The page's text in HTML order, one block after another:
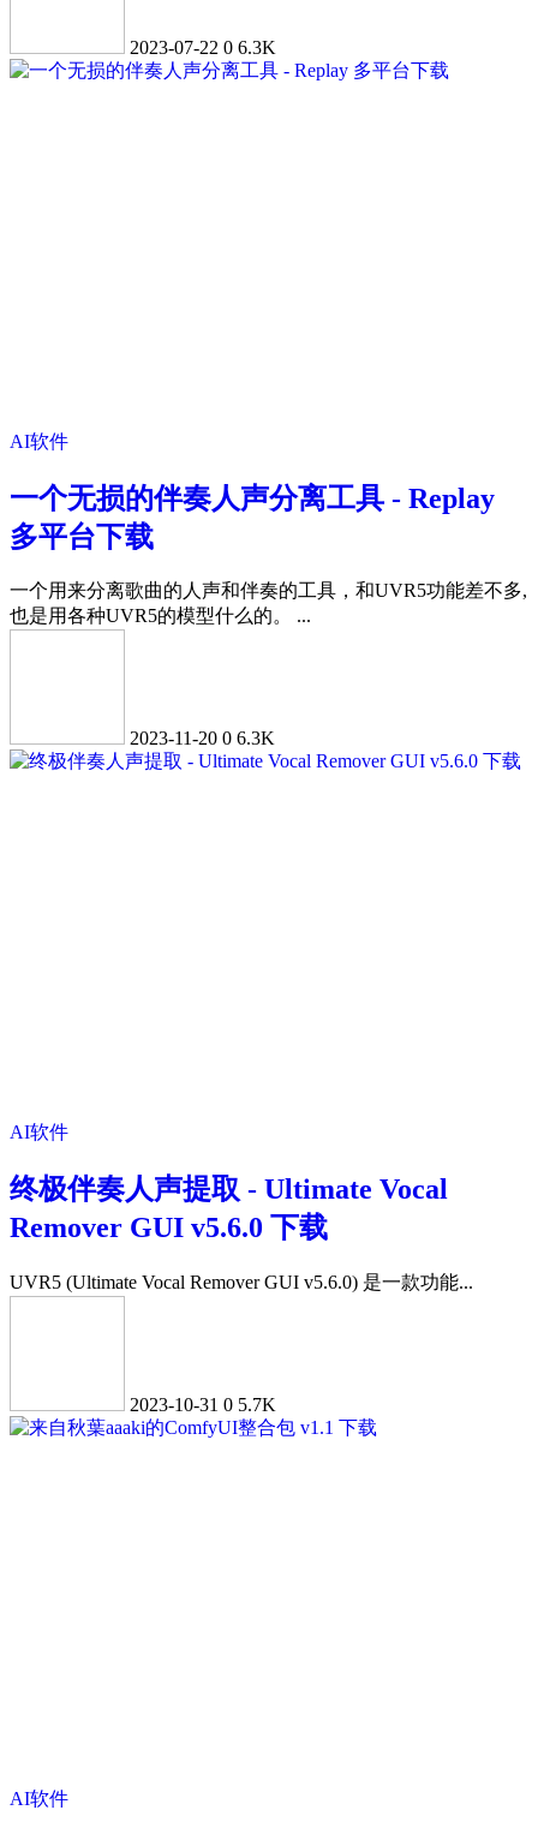
2023-07-22 0 6.3K
AI软件
一个无损的伴奏人声分离工具 - Replay
多平台下载
一个用来分离歌曲的人声和伴奏的工具，和UVR5功能差不多,
也是用各种UVR5的模型什么的。 ...
2023-11-20 0 6.3K
AI软件
终极伴奏人声提取 - Ultimate Vocal
Remover GUI v5.6.0 下载
UVR5 (Ultimate Vocal Remover GUI v5.6.0) 是一款功能...
2023-10-31 0 5.7K
AI软件